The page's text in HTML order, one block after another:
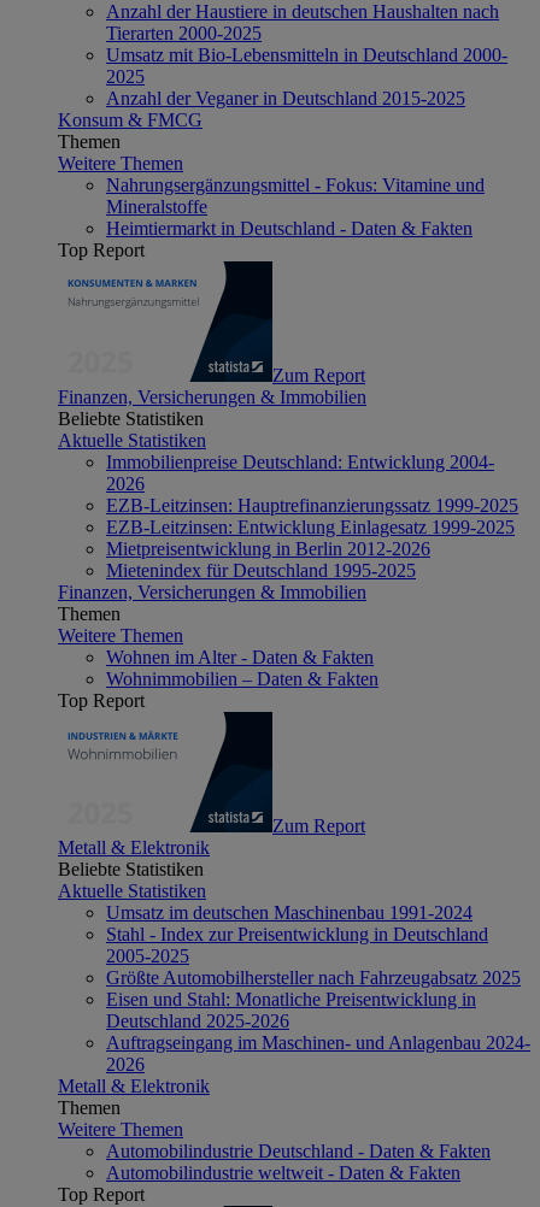
Anzahl der Haustiere in deutschen Haushalten nach
Tierarten 2000-2025
Umsatz mit Bio-Lebensmitteln in Deutschland 2000-
2025
Anzahl der Veganer in Deutschland 2015-2025
Konsum & FMCG
Themen
Weitere Themen
Nahrungsergänzungsmittel - Fokus: Vitamine und
Mineralstoffe
Heimtiermarkt in Deutschland - Daten & Fakten
Top Report
Zum Report
Finanzen, Versicherungen & Immobilien
Beliebte Statistiken
Aktuelle Statistiken
Immobilienpreise Deutschland: Entwicklung 2004-
2026
EZB-Leitzinsen: Hauptrefinanzierungssatz 1999-2025
EZB-Leitzinsen: Entwicklung Einlagesatz 1999-2025
Mietpreisentwicklung in Berlin 2012-2026
Mietenindex für Deutschland 1995-2025
Finanzen, Versicherungen & Immobilien
Themen
Weitere Themen
Wohnen im Alter - Daten & Fakten
Wohnimmobilien – Daten & Fakten
Top Report
Zum Report
Metall & Elektronik
Beliebte Statistiken
Aktuelle Statistiken
Umsatz im deutschen Maschinenbau 1991-2024
Stahl - Index zur Preisentwicklung in Deutschland
2005-2025
Größte Automobilhersteller nach Fahrzeugabsatz 2025
Eisen und Stahl: Monatliche Preisentwicklung in
Deutschland 2025-2026
Auftragseingang im Maschinen- und Anlagenbau 2024-
2026
Metall & Elektronik
Themen
Weitere Themen
Automobilindustrie Deutschland - Daten & Fakten
Automobilindustrie weltweit - Daten & Fakten
Top Report